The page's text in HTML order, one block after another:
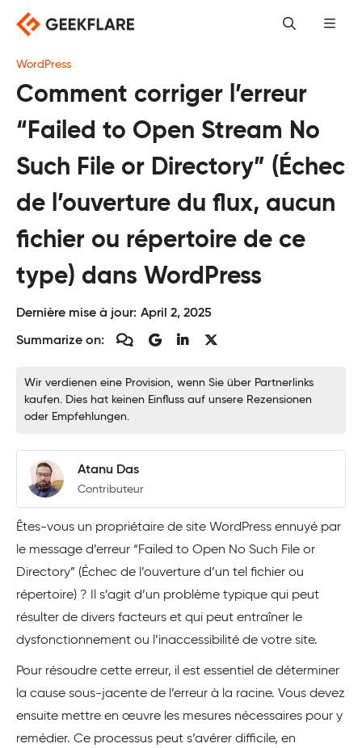
Skip
content
WordPress
Comment corriger l’erreur
“Failed to Open Stream No
Such File or Directory” (Échec
de l’ouverture du flux, aucun
fichier ou répertoire de ce
type) dans WordPress
Dernière mise à jour: April 2, 2025
Summarize on:
Wir verdienen eine Provision, wenn Sie über Partnerlinks
kaufen. Dies hat keinen Einfluss auf unsere Rezensionen
oder Empfehlungen.
Atanu Das
Contributeur
Êtes-vous un propriétaire de site WordPress ennuyé par
le message d’erreur “Failed to Open No Such File or
Directory” (Échec de l’ouverture d’un tel fichier ou
répertoire) ? Il s’agit d’un problème typique qui peut
résulter de divers facteurs et qui peut entraîner le
dysfonctionnement ou l’inaccessibilité de votre site.
Pour résoudre cette erreur, il est essentiel de déterminer
la cause sous-jacente de l’erreur à la racine. Vous devez
ensuite mettre en œuvre les mesures nécessaires pour y
remédier. Ce processus peut s’avérer difficile, en